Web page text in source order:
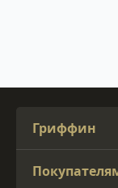
Гриффин